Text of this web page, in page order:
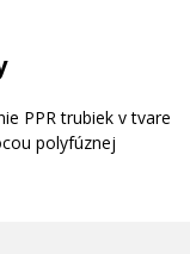
PPR trubiek v tvare
polyfúznej